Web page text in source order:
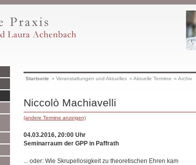
Startseite » Veranstaltungen und Aktuelles » Aktuelle Termine » Archiv
Niccolò Machiavelli
(andere Termine anzeigen)
04.03.2016, 20:00 Uhr
Seminarraum der GPP in Paffrath
... oder: Wie Skrupellosigkeit zu theoretischen Ehren kam